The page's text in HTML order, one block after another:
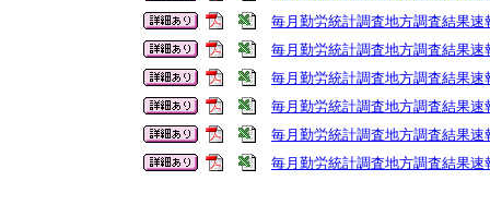
毎月勤労統計調査地方調査結果速
毎月勤労統計調査地方調査結果速
毎月勤労統計調査地方調査結果速
毎月勤労統計調査地方調査結果速
毎月勤労統計調査地方調査結果速
毎月勤労統計調査地方調査結果速